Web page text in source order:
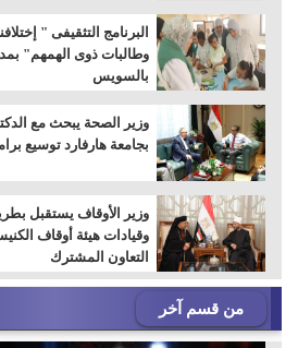
البرنامج التثقيفى "
وطالبات ذوى الهمهم"
بالسويس
وزير الصحة يبحث مع
بجامعة هارفارد توسيع
وزير الأوقاف يستقبل
وقيادات هيئة أوقاف
التعاون المشترك
من قسم آخر